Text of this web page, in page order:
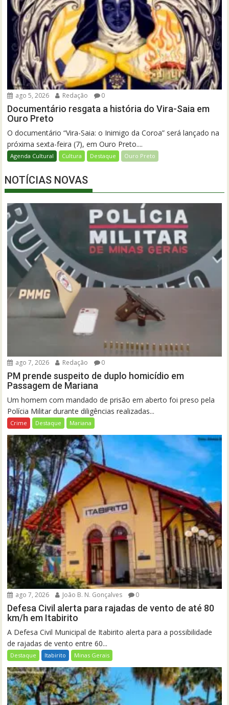
ago 5, 2026 Redação 0
Documentário resgata a história do Vira-Saia em
Ouro Preto
O documentário “Vira-Saia: o Inimigo da Coroa” será lançado na
próxima sexta-feira (7), em Ouro Preto....
Agenda Cultural Cultura Destaque Ouro Preto
NOTÍCIAS NOVAS
ago 7, 2026 Redação 0
PM prende suspeito de duplo homicídio em
Passagem de Mariana
Um homem com mandado de prisão em aberto foi preso pela
Polícia Militar durante diligências realizadas...
Crime Destaque Mariana
ago 7, 2026 João B. N. Gonçalves 0
Defesa Civil alerta para rajadas de vento de até 80
km/h em Itabirito
A Defesa Civil Municipal de Itabirito alerta para a possibilidade
de rajadas de vento entre 60...
Destaque Itabirito Minas Gerais